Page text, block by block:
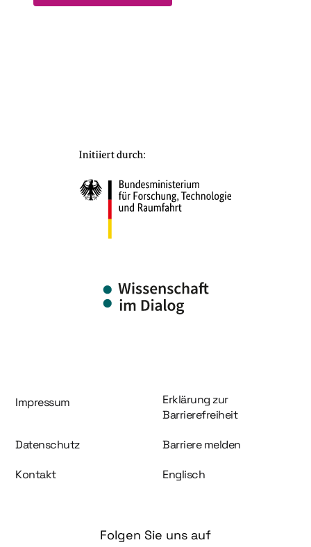
Information und Service
Impressum
Erklärung zur
Barrierefreiheit
Datenschutz Barriere melden
Kontakt Englisch
Folgen Sie uns auf